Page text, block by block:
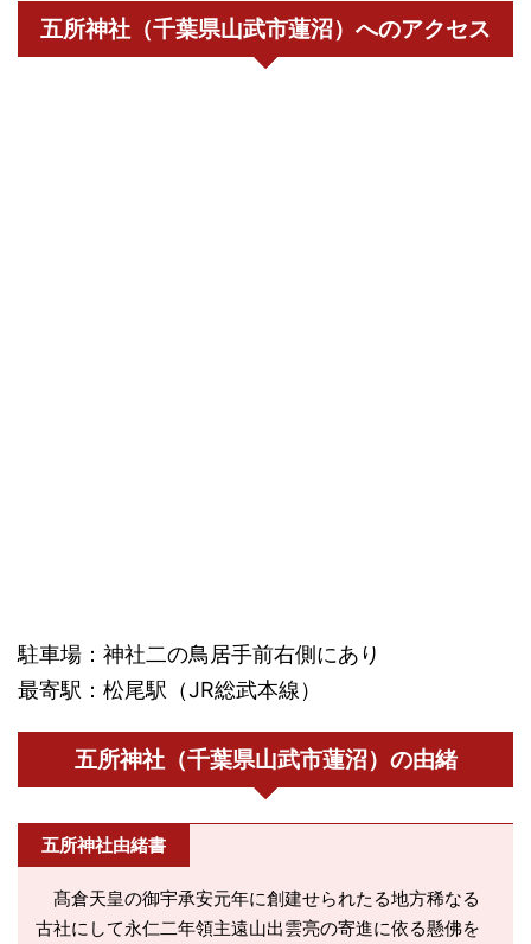
五所神社（千葉県山武市蓮沼）へのアクセス
駐車場：神社二の鳥居手前右側にあり
最寄駅：松尾駅（JR総武本線）
五所神社（千葉県山武市蓮沼）の由緒
五所神社由緒書
髙倉天皇の御宇承安元年に創建せられたる地方稀なる
古社にして永仁二年領主遠山出雲亮の寄進に依る懸佛を